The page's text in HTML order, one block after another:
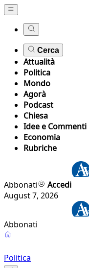
Cerca
Attualità
Politica
Mondo
Agorà
Podcast
Chiesa
Idee e Commenti
Economia
Rubriche
Abbonati
Accedi
August 7, 2026
Abbonati
Politica